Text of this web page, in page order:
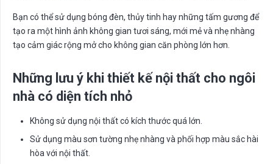
Bạn có thể sử dụng bóng đèn, thủy tinh hay những tấm gương để
tạo ra một hình ảnh không gian tươi sáng, mới mẻ và nhẹ nhàng
tạo cảm giác rộng mở cho không gian căn phòng lớn hơn.
Những lưu ý khi thiết kế nội thất cho ngôi
nhà có diện tích nhỏ
Không sử dụng nội thất có kích thước quá lớn.
Sử dụng màu sơn tường nhẹ nhàng và phối hợp màu sắc hài
hòa với nội thất.